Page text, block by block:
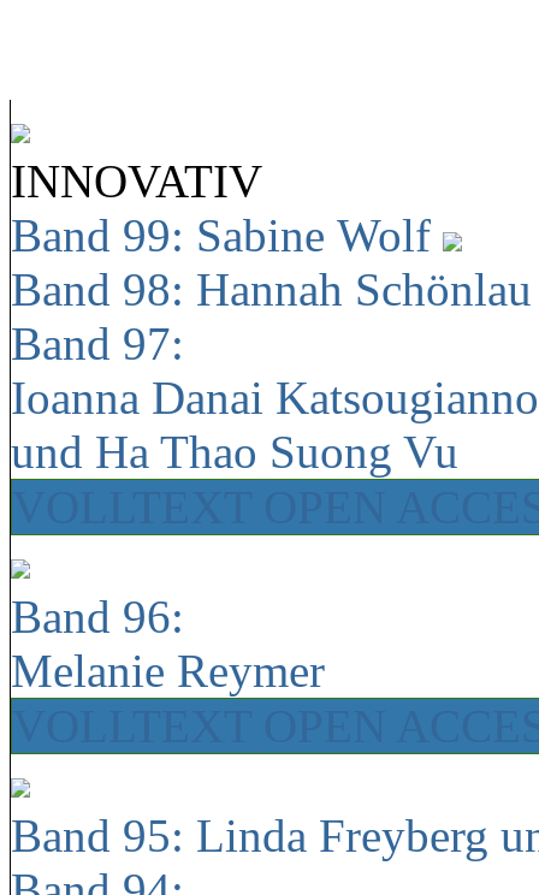
INNOVATIV
Band 99: Sabine Wolf
Band 98: Hannah
Band 97:
Ioanna Danai
und Ha Thao Suong Vu
Band 96:
Melanie Reymer
Band 95: Linda Freyberg